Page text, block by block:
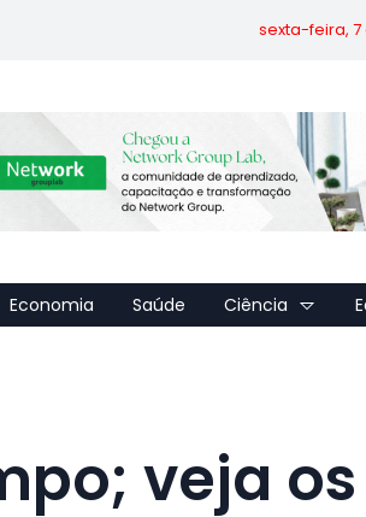
sexta-feira, 7
Economia Saúde Ciência
veja os